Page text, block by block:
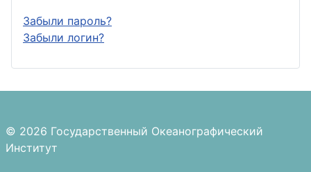
Забыли пароль?
Забыли логин?
© 2026 Государственный Океанографический
Институт